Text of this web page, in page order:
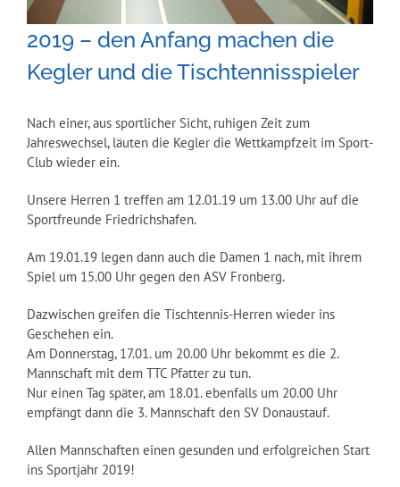
2019 – den Anfang machen die
Kegler und die Tischtennisspieler
Nach einer, aus sportlicher Sicht, ruhigen Zeit zum
Jahreswechsel, läuten die Kegler die Wettkampfzeit im Sport-
Club wieder ein.
Unsere Herren 1 treffen am 12.01.19 um 13.00 Uhr auf die
Sportfreunde Friedrichshafen.
Am 19.01.19 legen dann auch die Damen 1 nach, mit ihrem
Spiel um 15.00 Uhr gegen den ASV Fronberg.
Dazwischen greifen die Tischtennis-Herren wieder ins
Geschehen ein.
Am Donnerstag, 17.01. um 20.00 Uhr bekommt es die 2.
Mannschaft mit dem TTC Pfatter zu tun.
Nur einen Tag später, am 18.01. ebenfalls um 20.00 Uhr
empfängt dann die 3. Mannschaft den SV Donaustauf.
Allen Mannschaften einen gesunden und erfolgreichen Start
ins Sportjahr 2019!